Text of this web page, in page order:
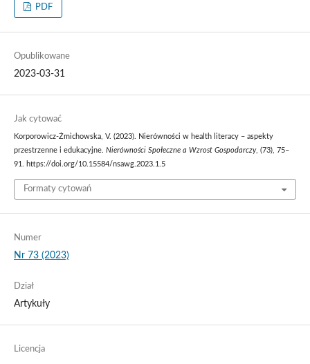
PDF
Opublikowane
2023-03-31
Jak cytować
Korporowicz-Żmichowska, V. (2023). Nierówności w health literacy – aspekty
przestrzenne i edukacyjne. Nierówności Społeczne a Wzrost Gospodarczy, (73), 75–
91. https://doi.org/10.15584/nsawg.2023.1.5
Formaty cytowań
Numer
Nr 73 (2023)
Dział
Artykuły
Licencja